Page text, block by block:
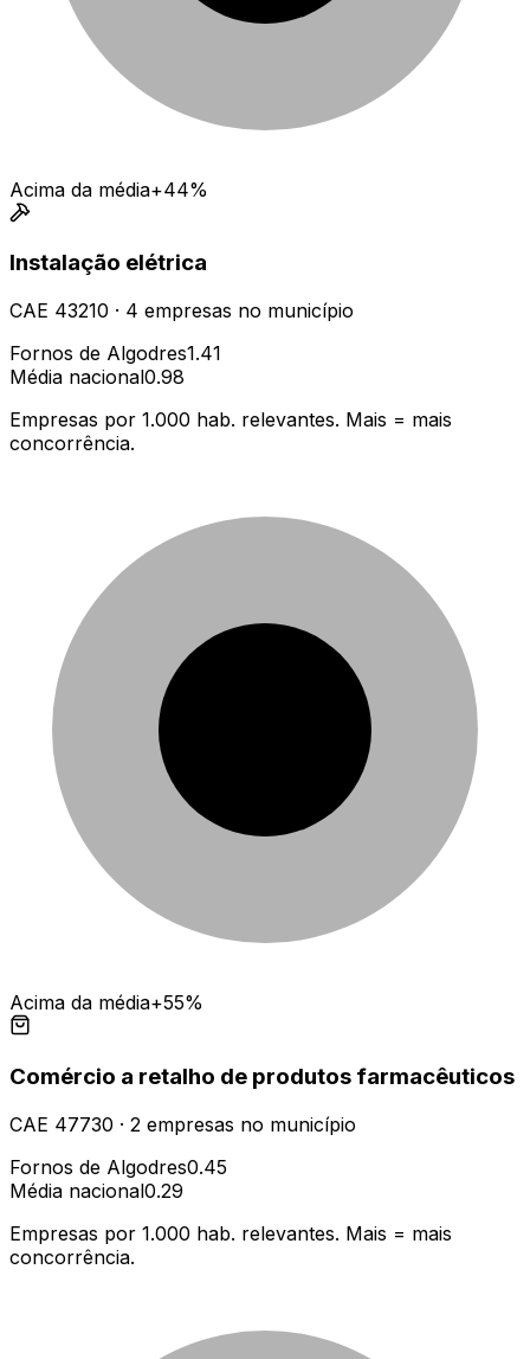
Acima da média+44%
Instalação elétrica
CAE 43210 · 4 empresas no município
Fornos de Algodres1.41
Média nacional0.98
Empresas por 1.000 hab. relevantes. Mais = mais
concorrência.
Acima da média+55%
Comércio a retalho de produtos farmacêuticos
CAE 47730 · 2 empresas no município
Fornos de Algodres0.45
Média nacional0.29
Empresas por 1.000 hab. relevantes. Mais = mais
concorrência.